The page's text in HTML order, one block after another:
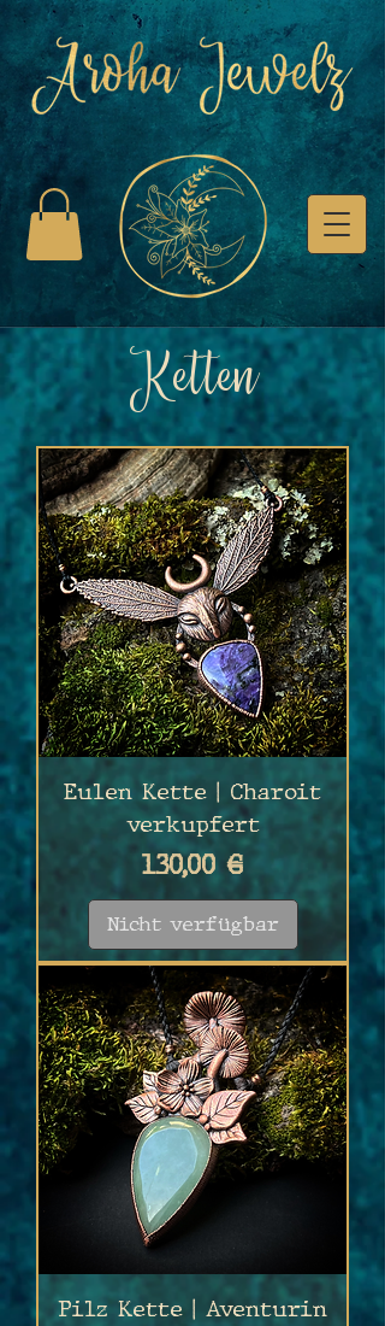
Ketten
Eulen Kette | Charoit
verkupfert
Preis
130,00 €
Nicht verfügbar
Pilz Kette | Aventurin